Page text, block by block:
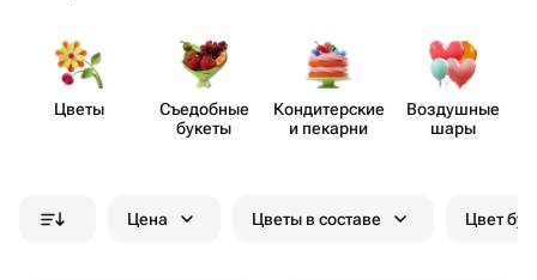
Цветы
Съедобные
букеты
Кондит​ерские
и пекарни
Воздушные
шары
Цена Цветы в составе Цвет